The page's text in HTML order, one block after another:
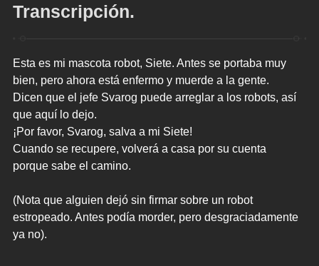
Transcripción.
Esta es mi mascota robot, Siete. Antes se portaba muy
bien, pero ahora está enfermo y muerde a la gente.
Dicen que el jefe Svarog puede arreglar a los robots, así
que aquí lo dejo.
¡Por favor, Svarog, salva a mi Siete!
Cuando se recupere, volverá a casa por su cuenta
porque sabe el camino.
(Nota que alguien dejó sin firmar sobre un robot
estropeado. Antes podía morder, pero desgraciadamente
ya no).